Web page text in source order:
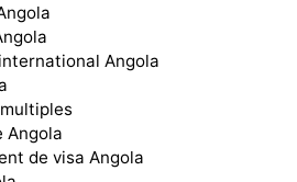
Angola
Angola
de visa Angola